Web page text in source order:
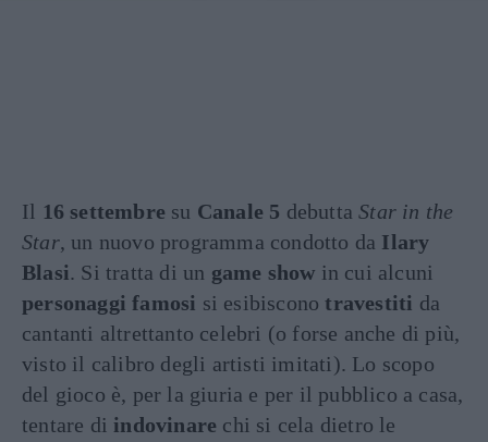
Il 16 settembre su Canale 5 debutta Star in the
Star, un nuovo programma condotto da Ilary
Blasi. Si tratta di un game show in cui alcuni
personaggi famosi si esibisconotravestiti da
cantanti altrettanto celebri (o forse anche di più,
visto il calibro degli artisti imitati). Lo scopo
del gioco è, per la giuria e per il pubblico a casa,
tentare di indovinare chi si cela dietro le